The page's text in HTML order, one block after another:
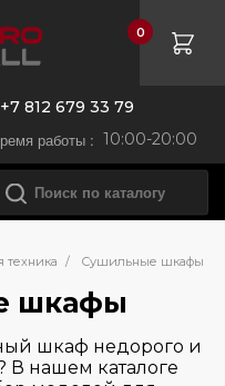
+7 812 679 33 79
работы : 10:00-20:00
0
техника / Сушильные шкафы
шкафы
шкаф недорого и
В нашем каталоге